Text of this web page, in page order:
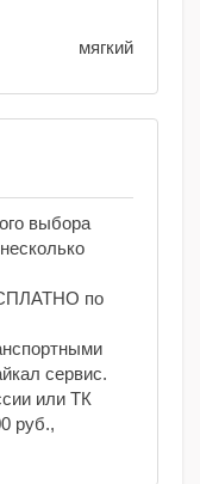
мягкий
выбора
по
сервис.
или ТК
руб.,